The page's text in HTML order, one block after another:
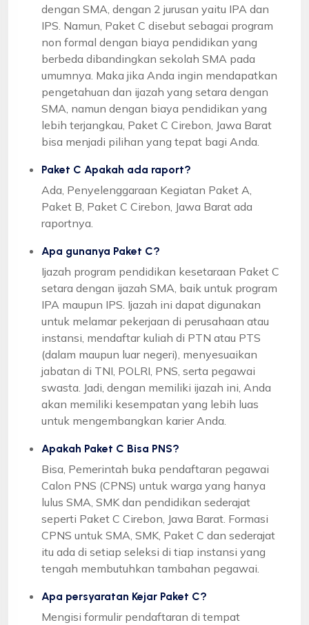
dengan SMA, dengan 2 jurusan yaitu IPA dan
IPS. Namun, Paket C disebut sebagai program
non formal dengan biaya pendidikan yang
berbeda dibandingkan sekolah SMA pada
umumnya. Maka jika Anda ingin mendapatkan
pengetahuan dan ijazah yang setara dengan
SMA, namun dengan biaya pendidikan yang
lebih terjangkau, Paket C Cirebon, Jawa Barat
bisa menjadi pilihan yang tepat bagi Anda.
Paket C Apakah ada raport?
Ada, Penyelenggaraan Kegiatan Paket A,
Paket B, Paket C Cirebon, Jawa Barat ada
raportnya.
Apa gunanya Paket C?
Ijazah program pendidikan kesetaraan Paket C
setara dengan ijazah SMA, baik untuk program
IPA maupun IPS. Ijazah ini dapat digunakan
untuk melamar pekerjaan di perusahaan atau
instansi, mendaftar kuliah di PTN atau PTS
(dalam maupun luar negeri), menyesuaikan
jabatan di TNI, POLRI, PNS, serta pegawai
swasta. Jadi, dengan memiliki ijazah ini, Anda
akan memiliki kesempatan yang lebih luas
untuk mengembangkan karier Anda.
Apakah Paket C Bisa PNS?
Bisa, Pemerintah buka pendaftaran pegawai
Calon PNS (CPNS) untuk warga yang hanya
lulus SMA, SMK dan pendidikan sederajat
seperti Paket C Cirebon, Jawa Barat. Formasi
CPNS untuk SMA, SMK, Paket C dan sederajat
itu ada di setiap seleksi di tiap instansi yang
tengah membutuhkan tambahan pegawai.
Apa persyaratan Kejar Paket C?
Mengisi formulir pendaftaran di tempat